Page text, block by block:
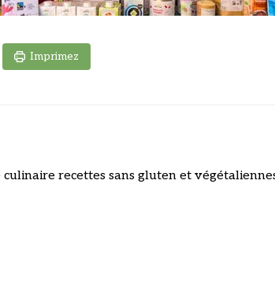
Imprimez
recettes sans gluten et